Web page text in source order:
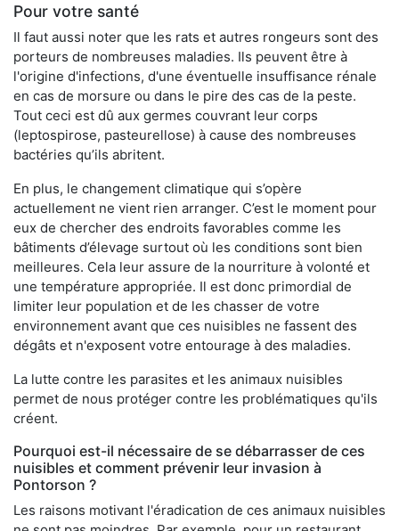
Pour votre santé
Il faut aussi noter que les rats et autres rongeurs sont des
porteurs de nombreuses maladies. Ils peuvent être à
l'origine d'infections, d'une éventuelle insuffisance rénale
en cas de morsure ou dans le pire des cas de la peste.
Tout ceci est dû aux germes couvrant leur corps
(leptospirose, pasteurellose) à cause des nombreuses
bactéries qu’ils abritent.
En plus, le changement climatique qui s’opère
actuellement ne vient rien arranger. C’est le moment pour
eux de chercher des endroits favorables comme les
bâtiments d’élevage surtout où les conditions sont bien
meilleures. Cela leur assure de la nourriture à volonté et
une température appropriée. Il est donc primordial de
limiter leur population et de les chasser de votre
environnement avant que ces nuisibles ne fassent des
dégâts et n'exposent votre entourage à des maladies.
La lutte contre les parasites et les animaux nuisibles
permet de nous protéger contre les problématiques qu'ils
créent.
Pourquoi est-il nécessaire de se débarrasser de ces
nuisibles et comment prévenir leur invasion à
Pontorson ?
Les raisons motivant l'éradication de ces animaux nuisibles